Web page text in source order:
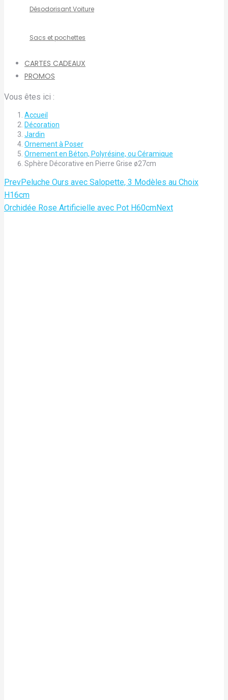
Désodorisant Voiture
Sacs et pochettes
CARTES CADEAUX
PROMOS
Vous êtes ici :
Accueil
Décoration
Jardin
Ornement à Poser
Ornement en Béton, Polyrésine, ou Céramique
Sphère Décorative en Pierre Grise ø27cm
PrevPeluche Ours avec Salopette, 3 Modèles au Choix
H16cm
Orchidée Rose Artificielle avec Pot H60cmNext